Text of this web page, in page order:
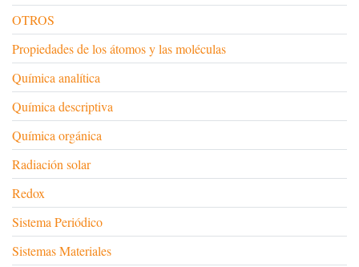
OTROS
Propiedades de los átomos y las moléculas
Química analítica
Química descriptiva
Química orgánica
Radiación solar
Redox
Sistema Periódico
Sistemas Materiales